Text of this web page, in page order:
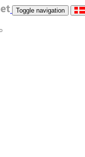
Toggle navigation